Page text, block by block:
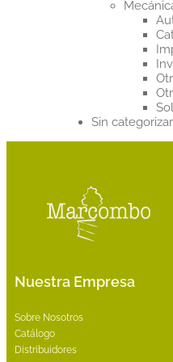
Sin categorizar
Nuestra Empresa
Sobre Nosotros
Catálogo
Distribuidores